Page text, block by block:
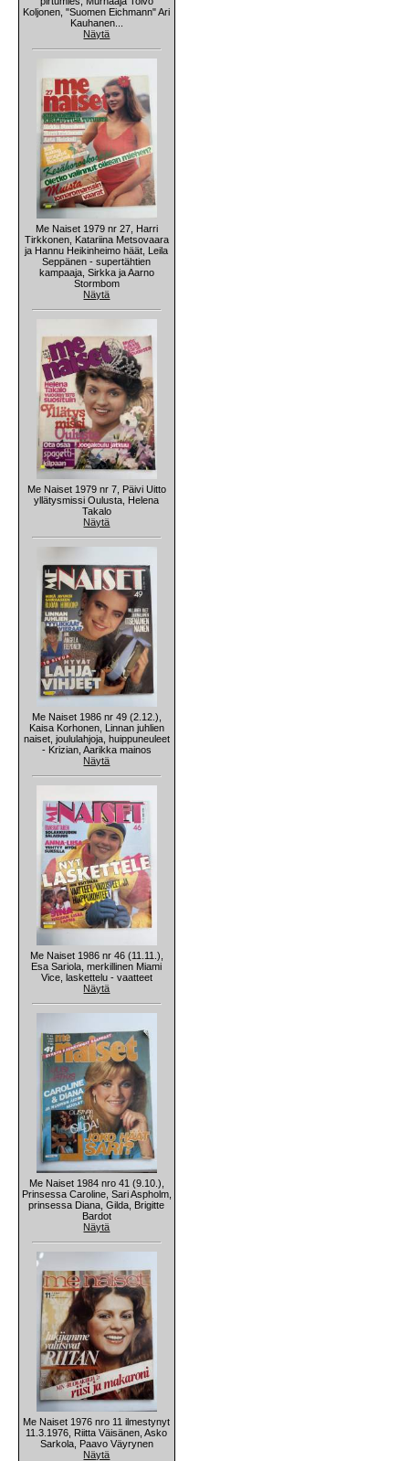
Koljonen, "Suomen Eichmann" Ari
Kauhanen...
Näytä
Me Naiset 1979 nr 27, Harri
Tirkkonen, Katariina Metsovaara
ja Hannu Heikinheimo häät, Leila
Seppänen - supertähtien
kampaaja, Sirkka ja Aarno
Stormbom
Näytä
Me Naiset 1979 nr 7, Päivi Uitto
yllätysmissi Oulusta, Helena
Takalo
Näytä
Me Naiset 1986 nr 49 (2.12.),
Kaisa Korhonen, Linnan juhlien
naiset, joululahjoja, huippuneuleet
- Krizian, Aarikka mainos
Näytä
Me Naiset 1986 nr 46 (11.11.),
Esa Sariola, merkillinen Miami
Vice, laskettelu - vaatteet
Näytä
Me Naiset 1984 nro 41 (9.10.),
Prinsessa Caroline, Sari Aspholm,
prinsessa Diana, Gilda, Brigitte
Bardot
Näytä
Me Naiset 1976 nro 11 ilmestynyt
11.3.1976, Riitta Väisänen, Asko
Sarkola, Paavo Väyrynen
Näytä